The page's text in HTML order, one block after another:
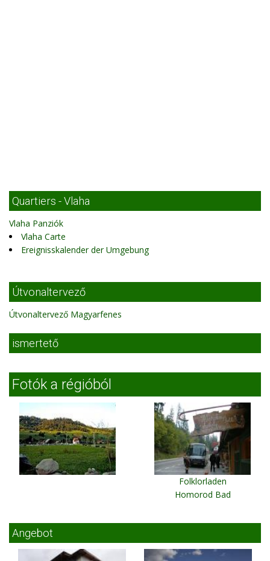
Quartiers - Vlaha
Vlaha Panziók
Vlaha Carte
Ereignisskalender der Umgebung
Útvonaltervező
Útvonaltervező Magyarfenes
ismertető
Fotók a régióból
Folklorladen
Homorod Bad
Angebot